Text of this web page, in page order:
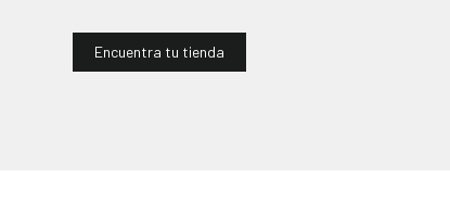
Encuentra tu tienda